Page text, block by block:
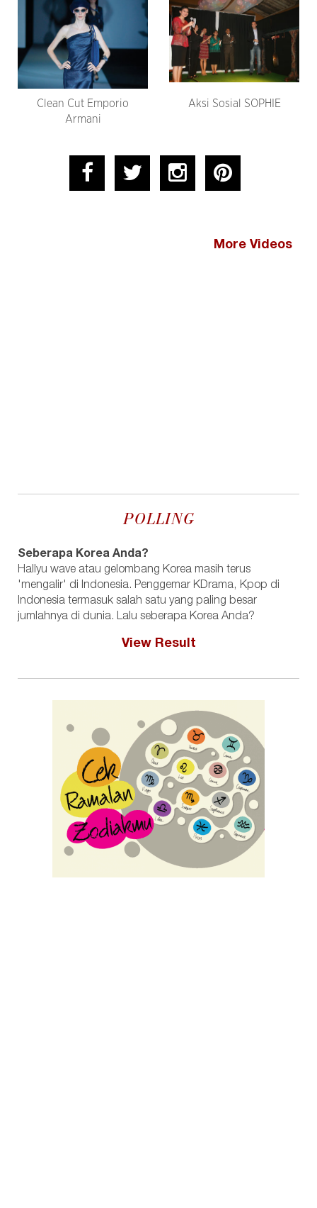
Clean Cut Emporio
Armani
Aksi Sosial SOPHIE
More Videos
POLLING
Seberapa Korea Anda?
Hallyu wave atau gelombang Korea masih terus
'mengalir' di Indonesia. Penggemar KDrama, Kpop di
Indonesia termasuk salah satu yang paling besar
jumlahnya di dunia. Lalu seberapa Korea Anda?
View Result